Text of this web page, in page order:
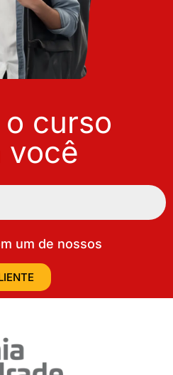
curso
você
um de nossos